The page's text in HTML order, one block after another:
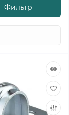
Фильтр